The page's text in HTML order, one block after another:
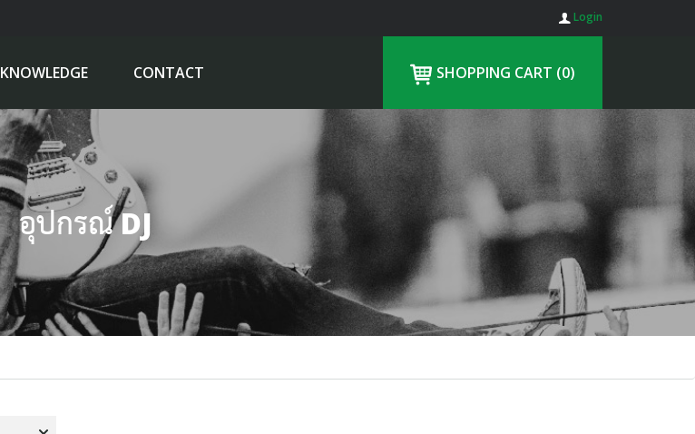
Login
KNOWLEDGE CONTACT SHOPPING CART (0)
อุปกรณ์ DJ